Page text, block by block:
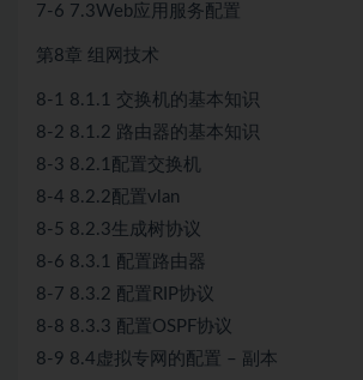
7-6 7.3Web应用服务配置
第8章 组网技术
8-1 8.1.1 交换机的基本知识
8-2 8.1.2 路由器的基本知识
8-3 8.2.1配置交换机
8-4 8.2.2配置vlan
8-5 8.2.3生成树协议
8-6 8.3.1 配置路由器
8-7 8.3.2 配置RIP协议
8-8 8.3.3 配置OSPF协议
8-9 8.4虚拟专网的配置 – 副本